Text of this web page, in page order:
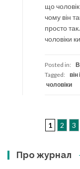
що
чому він
просто
чоловіки
Posted in:
Tagged:
він
чоловіки
1 2 3
Про журнал